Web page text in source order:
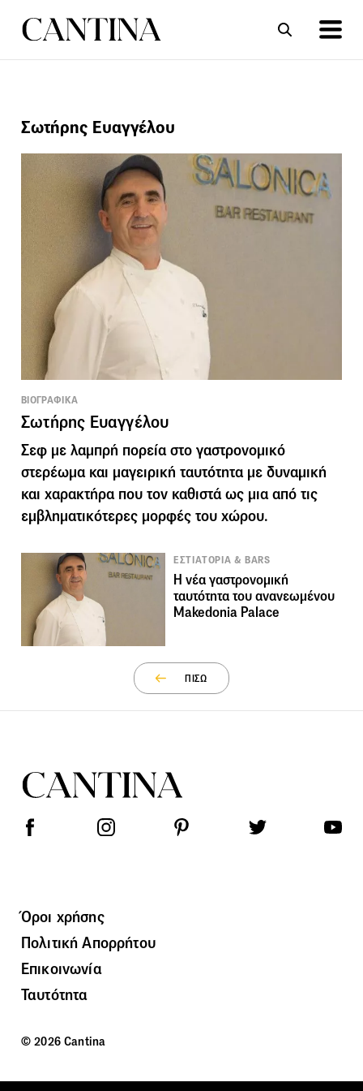
ΣΥΝΤΑΓΕΣ
Σωτήρης Ευαγγέλου
ΒΙΟΓΡΑΦΙΚΑ
Σωτήρης Ευαγγέλου
Σεφ με λαμπρή πορεία στο γαστρονομικό
στερέωμα και μαγειρική ταυτότητα με δυναμική
και χαρακτήρα που τον καθιστά ως μια από τις
εμβληματικότερες μορφές του χώρου.
ΕΣΤΙΑΤΟΡΙΑ & BARS
Η νέα γαστρονομική
ταυτότητα του ανανεωμένου
Makedonia Palace
ΠΙΣΩ
Όροι χρήσης
Πολιτική Απορρήτου
Επικοινωνία
Ταυτότητα
© 2026 Cantina